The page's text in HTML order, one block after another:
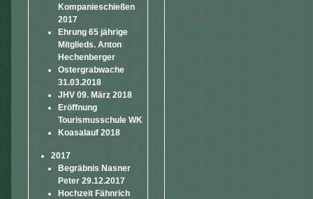
Kompanieschießen
2017
Ehrung 65 jährige
Mitglieds. Anton
Hechenberger
Ostergrabwache
31.03.2018
JHV 09. März 2018
Eröffnung
Tourismusschule WK
Koasalauf 2018
2017
Begräbnis Nasner
Peter 29.12.2017
Hochzeit Fähnrich